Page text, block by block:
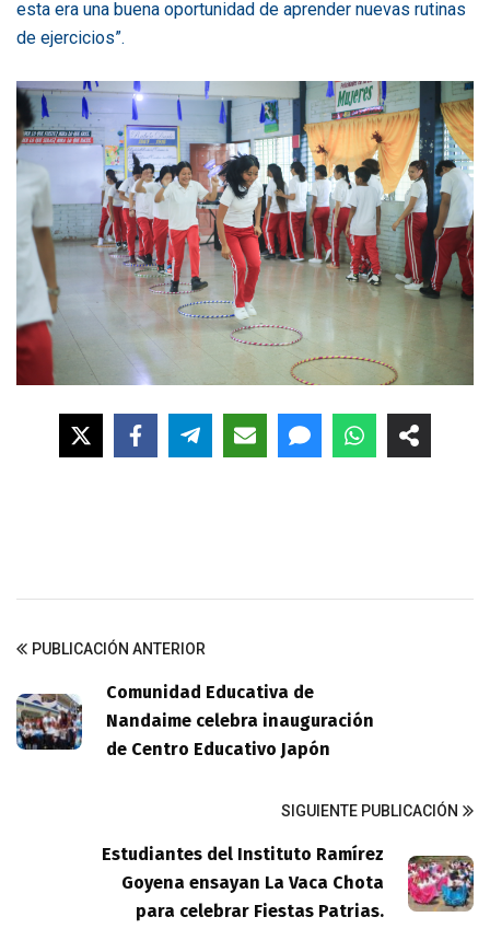
esta era una buena oportunidad de aprender nuevas rutinas
de ejercicios”.
PUBLICACIÓN ANTERIOR
Comunidad Educativa de
Nandaime celebra inauguración
de Centro Educativo Japón
SIGUIENTE PUBLICACIÓN
Estudiantes del Instituto Ramírez
Goyena ensayan La Vaca Chota
para celebrar Fiestas Patrias.